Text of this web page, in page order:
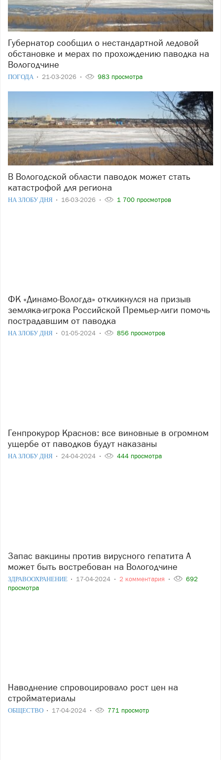
Губернатор сообщил о нестандартной ледовой
обстановке и мерах по прохождению паводка на
Вологодчине
ПОГОДА 21-03-2026 983 просмотра
В Вологодской области паводок может стать
катастрофой для региона
НА ЗЛОБУ ДНЯ 16-03-2026 1 700 просмотров
ФК «Динамо-Вологда» откликнулся на призыв
земляка-игрока Российской Премьер-лиги помочь
пострадавшим от паводка
НА ЗЛОБУ ДНЯ 01-05-2024 856 просмотров
Генпрокурор Краснов: все виновные в огромном
ущербе от паводков будут наказаны
НА ЗЛОБУ ДНЯ 24-04-2024 444 просмотра
Запас вакцины против вирусного гепатита А
может быть востребован на Вологодчине
ЗДРАВООХРАНЕНИЕ 17-04-2024 2 комментария
692
просмотра
Наводнение спровоцировало рост цен на
стройматериалы
ОБЩЕСТВО 17-04-2024 771 просмотр